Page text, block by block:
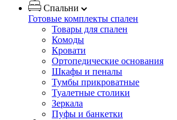
Спальни
Готовые комплекты спален
Товары для спален
Комоды
Кровати
Ортопедические основания
Шкафы и пеналы
Тумбы прикроватные
Туалетные столики
Зеркала
Пуфы и банкетки